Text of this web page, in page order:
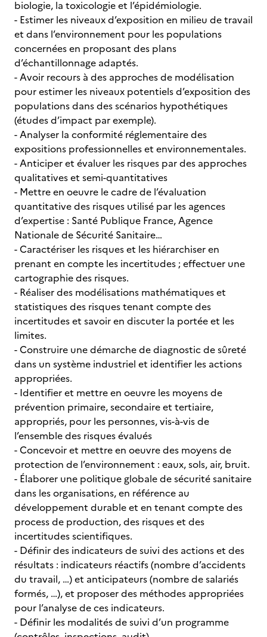
biologie, la toxicologie et l’épidémiologie.
- Estimer les niveaux d’exposition en milieu de travail
et dans l’environnement pour les populations
concernées en proposant des plans
d’échantillonnage adaptés.
- Avoir recours à des approches de modélisation
pour estimer les niveaux potentiels d’exposition des
populations dans des scénarios hypothétiques
(études d’impact par exemple).
- Analyser la conformité réglementaire des
expositions professionnelles et environnementales.
- Anticiper et évaluer les risques par des approches
qualitatives et semi-quantitatives
- Mettre en oeuvre le cadre de l’évaluation
quantitative des risques utilisé par les agences
d’expertise : Santé Publique France, Agence
Nationale de Sécurité Sanitaire…
- Caractériser les risques et les hiérarchiser en
prenant en compte les incertitudes ; effectuer une
cartographie des risques.
- Réaliser des modélisations mathématiques et
statistiques des risques tenant compte des
incertitudes et savoir en discuter la portée et les
limites.
- Construire une démarche de diagnostic de sûreté
dans un système industriel et identifier les actions
appropriées.
- Identifier et mettre en oeuvre les moyens de
prévention primaire, secondaire et tertiaire,
appropriés, pour les personnes, vis-à-vis de
l’ensemble des risques évalués
- Concevoir et mettre en oeuvre des moyens de
protection de l’environnement : eaux, sols, air, bruit.
- Élaborer une politique globale de sécurité sanitaire
dans les organisations, en référence au
développement durable et en tenant compte des
process de production, des risques et des
incertitudes scientifiques.
- Définir des indicateurs de suivi des actions et des
résultats : indicateurs réactifs (nombre d’accidents
du travail, …) et anticipateurs (nombre de salariés
formés, …), et proposer des méthodes appropriées
pour l’analyse de ces indicateurs.
- Définir les modalités de suivi d’un programme